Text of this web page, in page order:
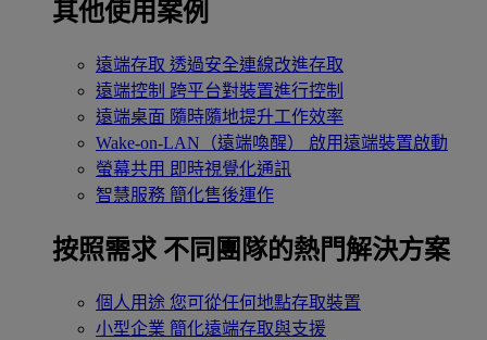
其他使用案例
遠端存取 透過安全連線改進存取
遠端控制 跨平台對裝置進行控制
遠端桌面 隨時隨地提升工作效率
Wake-on-LAN（遠端喚醒）
啟用遠端裝置啟動
螢幕共用 即時視覺化通訊
智慧服務 簡化售後運作
按照需求 不同團隊的熱門解決方案
個人用途 您可從任何地點存取裝置
小型企業 簡化遠端存取與支援